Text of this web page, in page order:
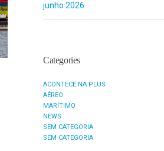
junho 2026
Categories
ACONTECE NA PLUS
AÉREO
MARÍTIMO
NEWS
SEM CATEGORIA
SEM CATEGORIA